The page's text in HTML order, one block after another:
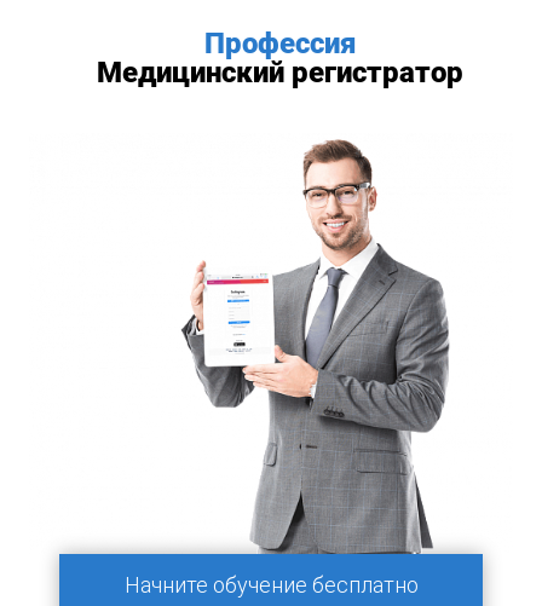
Профессия
Медицинский регистратор
Начните обучение бесплатно